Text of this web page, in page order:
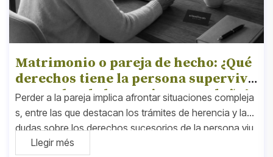
Matrimonio o pareja de hecho: ¿Qué
derechos tiene la persona supervivi
ente sobre la herencia en Cataluña?
Perder a la pareja implica afrontar situaciones compleja
s, entre las que destacan los trámites de herencia y las
dudas sobre los derechos sucesorios de la persona viu
da. En Cataluña, la legislación equipara prácticamente
Llegir més